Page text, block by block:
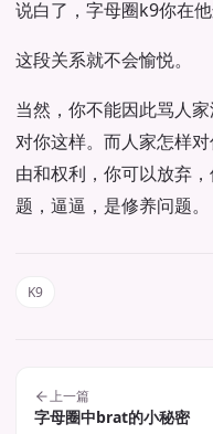
说白了，字母圈k9你在他
这段关系就不会愉悦。
当然，你不能因此骂人
对你这样。而人家怎样
由和权利，你可以放弃
题，逼逼，是修养问题。
K9
上一篇
字母圈中brat的小秘密